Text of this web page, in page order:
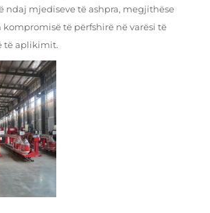
ndaj mjediseve të ashpra, megjithëse
të përfshirë në varësi të
të aplikimit.